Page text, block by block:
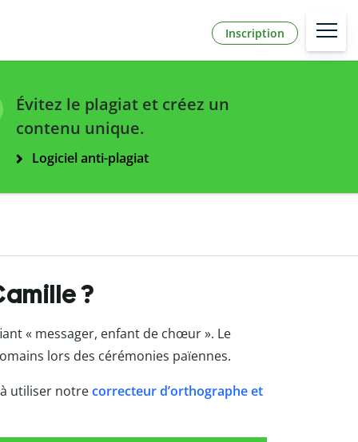
Inscription
Évitez le plagiat et créez un
contenu unique.
Logiciel anti-plagiat
?
« messager, enfant de chœur ». Le
lors des cérémonies païennes.
à utiliser notrecorrecteur d’orthographe et